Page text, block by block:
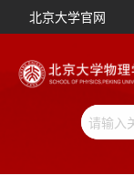
北京大学官网